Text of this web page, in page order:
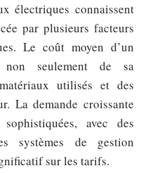
électriques connaissent
par plusieurs facteurs
Le coût moyen d’un
non seulement de sa
utilisés et des
La demande croissante
avec des
systèmes de gestion
sur les tarifs.